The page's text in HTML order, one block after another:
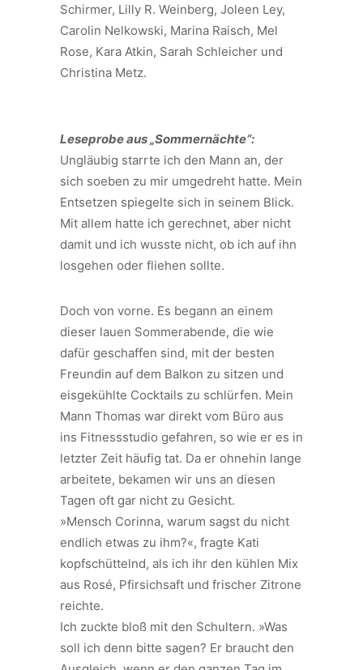
Schirmer, Lilly R. Weinberg, Joleen Ley,
Carolin Nelkowski, Marina Raisch, Mel
Rose, Kara Atkin, Sarah Schleicher und
Christina Metz.
Leseprobe aus „Sommernächte“:
Ungläubig starrte ich den Mann an, der
sich soeben zu mir umgedreht hatte. Mein
Entsetzen spiegelte sich in seinem Blick.
Mit allem hatte ich gerechnet, aber nicht
damit und ich wusste nicht, ob ich auf ihn
losgehen oder fliehen sollte.
Doch von vorne. Es begann an einem
dieser lauen Sommerabende, die wie
dafür geschaffen sind, mit der besten
Freundin auf dem Balkon zu sitzen und
eisgekühlte Cocktails zu schlürfen. Mein
Mann Thomas war direkt vom Büro aus
ins Fitnessstudio gefahren, so wie er es in
letzter Zeit häufig tat. Da er ohnehin lange
arbeitete, bekamen wir uns an diesen
Tagen oft gar nicht zu Gesicht.
»Mensch Corinna, warum sagst du nicht
endlich etwas zu ihm?«, fragte Kati
kopfschüttelnd, als ich ihr den kühlen Mix
aus Rosé, Pfirsichsaft und frischer Zitrone
reichte.
Ich zuckte bloß mit den Schultern. »Was
soll ich denn bitte sagen? Er braucht den